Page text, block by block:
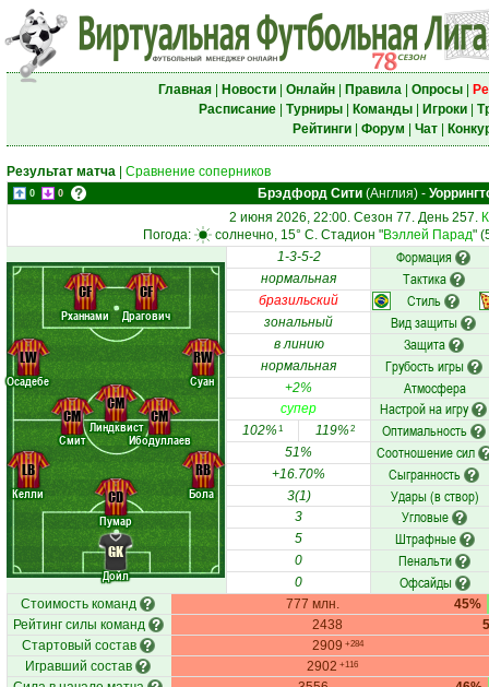
Главная| Новости| Онлайн| Правила| Опросы|
Расписание| Турниры| Команды| Игроки|
Рейтинги| Форум Чат|
Результат матча Сравнение соперников
0 0 Брэдфорд Сити(Англия)-
2 июня 2026, 22:00. Сезон 77. День 257.
Погода:
солнечно, 15° C. Стадион "Вэллей Парад"
Дойл
Келли
Пумар
Бола
Осадебе
Смит
Линдквист
Ибодуллаев
Суан
Рханнами Драгович
GK
LB
CD
RB
LW
CM
CM
CM
RW
CF CF
1-3-5-2 Формация
нормальная Тактика
бразильский Стиль
зональный Вид защиты
в линию Защита
нормальная Грубость игры
+2% Атмосфера
супер Настрой на игру
102%1 119%2 Оптимальность
51% Соотношение сил
+16.70% Сыгранность
3(1) Удары (в створ)
3 Угловые
5 Штрафные
0 Пенальти
0 Офсайды
Стоимость команд 777 млн.
45%
Рейтинг силы команд
2438
Стартовый состав
2909 +284
Игравший состав 2902 +116